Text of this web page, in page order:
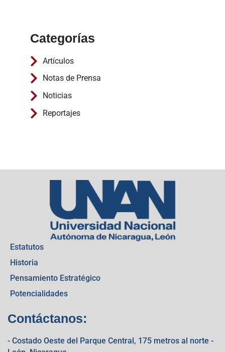
Categorías
Artículos
Notas de Prensa
Noticias
Reportajes
Estatutos
Historia
Pensamiento Estratégico
Potencialidades
Contáctanos:
- Costado Oeste del Parque Central, 175 metros al norte -